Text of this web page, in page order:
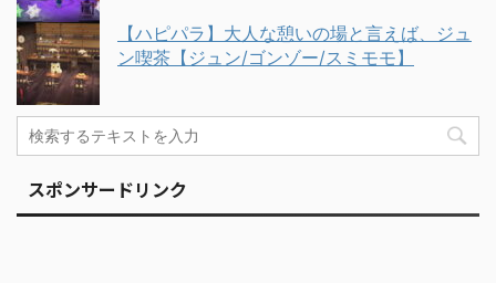
【ハピパラ】大人な憩いの場と言えば、ジュ
ン喫茶【ジュン/ゴンゾー/スミモモ】
スポンサードリンク